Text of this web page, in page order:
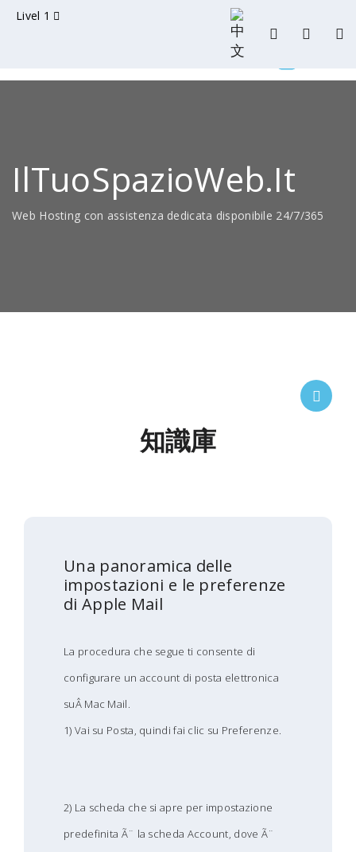
Livel 1
IlTuoSpazioWeb.it
Web Hosting con assistenza dedicata disponibile 24/7/365
知識庫
Una panoramica delle
impostazioni e le preferenze
di Apple Mail
La procedura che segue ti consente di
configurare un account di posta elettronica
suÂ Mac Mail.
1) Vai su Posta, quindi fai clic su Preferenze.
2) La scheda che si apre per impostazione
predefinita Ã¨ la scheda Account, dove Ã¨